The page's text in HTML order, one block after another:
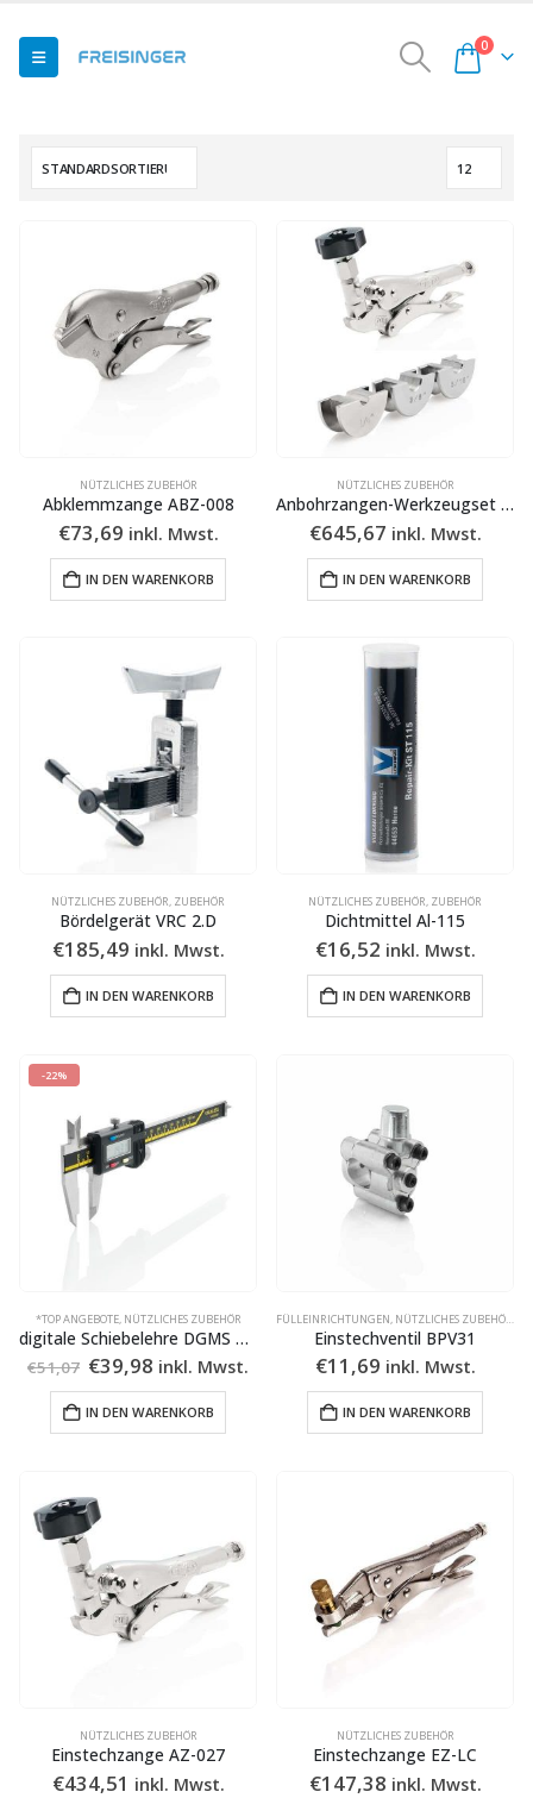
0
NÜTZLICHES ZUBEHÖR
Abklemmzange ABZ-008
€73,69 inkl. Mwst.
IN DEN WARENKORB
NÜTZLICHES ZUBEHÖR
Anbohrzangen-Werkzeugset AZ-027K
€645,67 inkl. Mwst.
IN DEN WARENKORB
NÜTZLICHES ZUBEHÖR, ZUBEHÖR
Bördelgerät VRC 2.D
€185,49 inkl. Mwst.
IN DEN WARENKORB
NÜTZLICHES ZUBEHÖR, ZUBEHÖR
Dichtmittel Al-115
€16,52 inkl. Mwst.
IN DEN WARENKORB
-22%
*TOP ANGEBOTE, NÜTZLICHES ZUBEHÖR
digitale Schiebelehre DGMS 150
€51,07 Ursprünglicher
Preis
war:
€51,07
€39,98Aktueller
ist:
€39,98.
inkl. Mwst.
IN DEN WARENKORB
FÜLLEINRICHTUNGEN, NÜTZLICHES ZUBEHÖR ,
Einstechventil BPV31
€11,69 inkl. Mwst.
IN DEN WARENKORB
NÜTZLICHES ZUBEHÖR
Einstechzange AZ-027
€434,51 inkl. Mwst.
NÜTZLICHES ZUBEHÖR
Einstechzange EZ-LC
€147,38 inkl. Mwst.